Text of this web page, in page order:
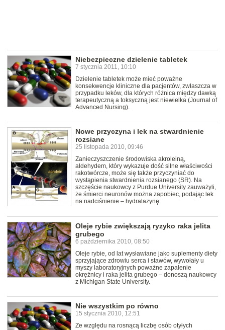
Niebezpieczne dzielenie tabletek
7 stycznia 2011, 10:10
Dzielenie tabletek może mieć poważne
konsekwencje kliniczne dla pacjentów, zwłaszcza w
przypadku leków, dla których różnica między dawką
terapeutyczną a toksyczną jest niewielka (Journal of
Advanced Nursing).
Nowe przyczyna i lek na stwardnienie
rozsiane
25 listopada 2010, 09:46
Zanieczyszczenie środowiska akroleiną,
aldehydem, który wykazuje dość silne właściwości
rakotwórcze, może się także przyczyniać do
wystąpienia stwardnienia rozsianego (SR). Na
szczęście naukowcy z Purdue University zauważyli,
że śmierci neuronów można zapobiec, podając lek
na nadciśnienie – hydralazynę.
Oleje rybie zwiększają ryzyko raka jelita
grubego
6 października 2010, 08:50
Oleje rybie, od lat wysławiane jako suplementy diety
sprzyjające zdrowiu serca i stawów, wywołały u
myszy laboratoryjnych poważne zapalenie
okrężnicy i raka jelita grubego – donoszą naukowcy
z Michigan State University.
Nie wszystkim po równo
15 stycznia 2010, 12:51
Ze względu na rosnącą liczbę osób otyłych